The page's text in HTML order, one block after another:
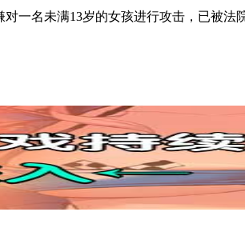
一名未满13岁的女孩进行攻击，已被法